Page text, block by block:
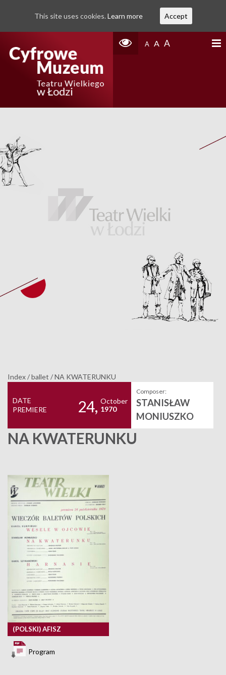
A A A
Index/ballet /NA KWATERUNKU
DATE
PREMIERE
24, October
1970
Composer:
STANISŁAW
MONIUSZKO
NA KWATERUNKU
(POLSKI) AFISZ
Program
This site uses cookies. Learn more Accept